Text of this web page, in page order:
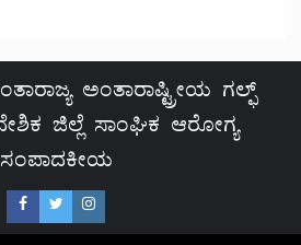
ಅಂತಾರಾಷ್ಟ್ರೀಯ ಗಲ್ಫ್
ಜಿಲ್ಲೆ ಸಾಂಘಿಕ ಆರೋಗ್ಯ
ಸಂಪಾದಕೀಯ